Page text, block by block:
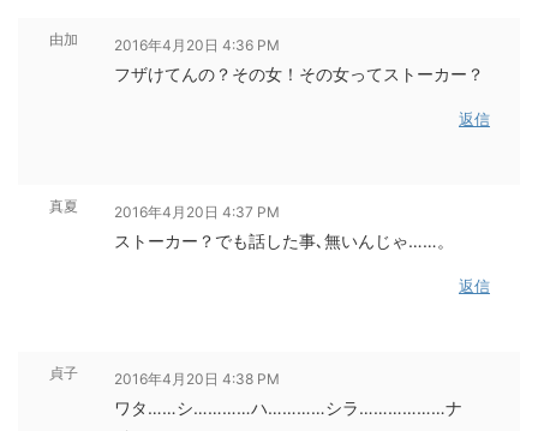
由加 2016年4月20日 4:36 PM
フザけてんの？その女！その女ってストーカー？
返信
真夏 2016年4月20日 4:37 PM
ストーカー？でも話した事､無いんじゃ……。
返信
貞子 2016年4月20日 4:38 PM
ワタ……シ…………ハ…………シラ………………ナ